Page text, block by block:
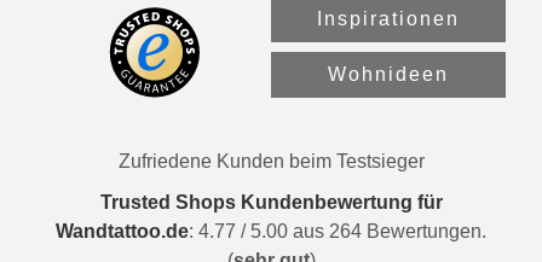
Inspirationen
Wohnideen
Zufriedene Kunden beim Testsieger
Trusted Shops Kundenbewertung für
Wandtattoo.de: 4.77 / 5.00 aus 264 Bewertungen.